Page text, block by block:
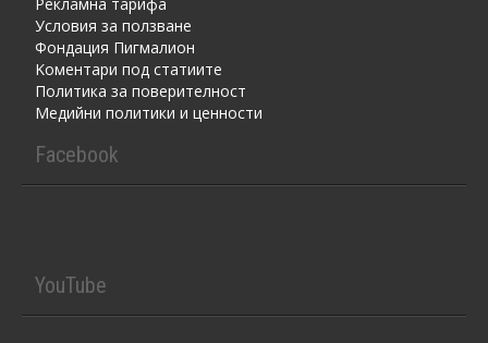
Условия за ползване
Фондация Пигмалион
Kоментaри под статиите
Политика за поверителност
Медийни политики и ценности
Facebook
YouTube